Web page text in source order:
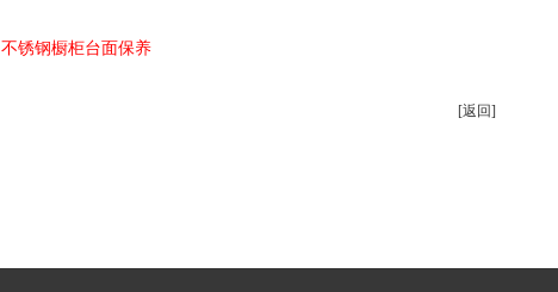
不锈钢橱柜台面保养
[返回]